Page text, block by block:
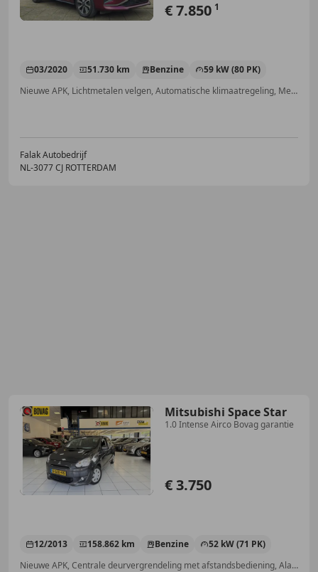
€ 7.850 1
03/2020 51.730 km Benzine
59 kW (80 PK)
Nieuwe APK, Lichtmetalen velgen, Automatische klimaatregeling, Met onderhoudshistorie, Boordcomputer, Getinte ramen, Mistlampen, Elektrisch verstelbare buitenspiegels
Falak Autobedrijf
NL-3077 CJ ROTTERDAM
Mitsubishi Space Star
1.0 Intense Airco Bovag garantie
€ 3.750
12/2013 158.862 km Benzine
52 kW (71 PK)
Nieuwe APK, Centrale deurvergrendeling met afstandsbediening, Alarm, Airconditioning, Automatische klimaatregeling, Lichtmetalen velgen, ABS, Elektrische ramen